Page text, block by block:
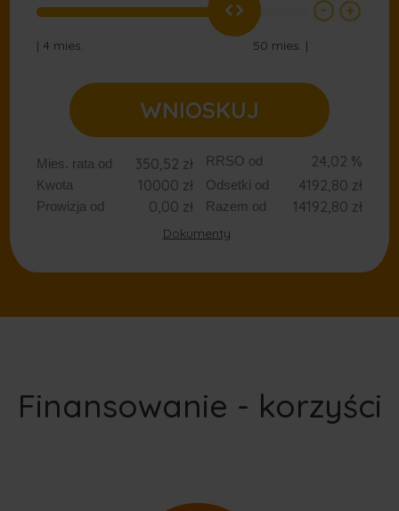
WNIOSKUJ
Mies. rata od 350,52 zł RRSO od 24,02 %
Kwota 10000 zł Odsetki od 4192,80 zł
Prowizja od 0,00 zł Razem od 14192,80 zł
Dokumenty
Finansowanie - korzyści